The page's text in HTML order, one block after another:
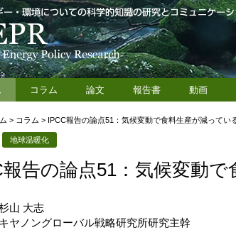
コラム 論文 報告書 動画
> コラム > IPCC報告の論点51：気候変動で食料生産が減ってい
地球温暖化
報告の論点51：気候変動
山 大志
キヤノングローバル戦略研究所研究主幹